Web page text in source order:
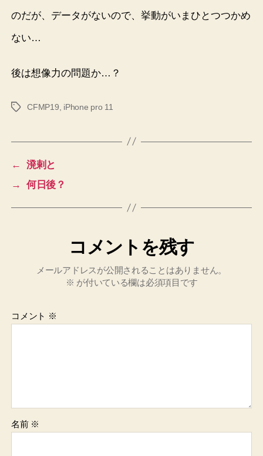
のだが、データがないので、挙動がいまひとつつかめ
ない…
後は想像力の問題か…？
タ
CFMP19 iPhone pro 11
←
溌剌と
→
何日後？
コメントを残す
メールアドレスが公開されることはありません。
※ が付いている欄は必須項目です
コメント ※
名前 ※